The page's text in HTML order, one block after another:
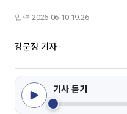
입력 2026-06-10 19:26
강문정 기자
기사 듣기